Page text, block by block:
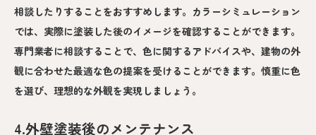
相談したりすることをおすすめします。カラーシミュレーション
では、実際に塗装した後のイメージを確認することができます。
専門業者に相談することで、色に関するアドバイスや、建物の外
観に合わせた最適な色の提案を受けることができます。慎重に色
を選び、理想的な外観を実現しましょう。
4.外壁塗装後のメンテナンス